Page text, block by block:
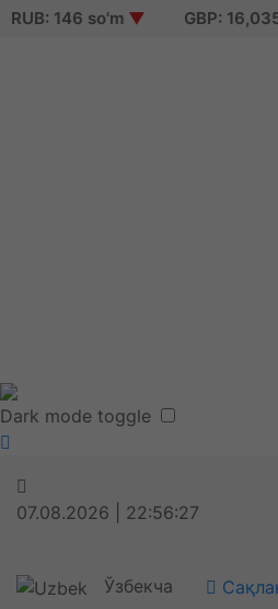
146 so'm▼ GBP: 16,035
Dark mode toggle
07.08.2026 | 22:56:27
Ўзбекча